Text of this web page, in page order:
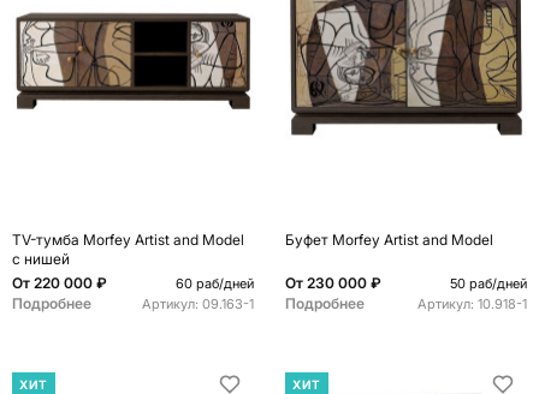
TV-тумба Morfey Artist and Model
с нишей
От 220 000 ₽ 60 раб/дней
Подробнее Артикул: 09.163-1
Буфет Morfey Artist and Model
От 230 000 ₽ 50 раб/дней
Подробнее Артикул: 10.918-1
ХИТ ХИТ